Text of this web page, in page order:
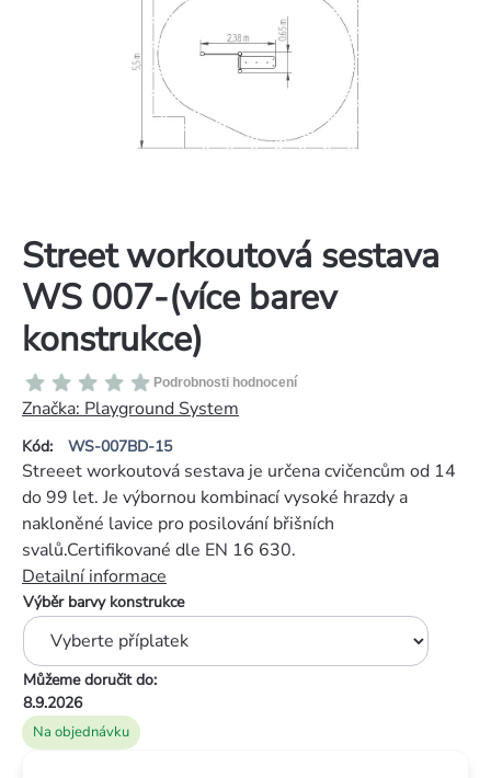
Street workoutová sestava
WS 007-(více barev
konstrukce)
Kód: WS-007BD-15
Průměrné
hodnocení
produktu
je
0,0
hvězdiček.
Podrobnosti hodnocení
Značka: Playground System
Na objednávku
Výběr barvy konstrukce
Můžeme doručit do:
8.9.2026
Streeet workoutová sestava je určena cvičencům od 14
do 99 let. Je výbornou kombinací vysoké hrazdy a
nakloněné lavice pro posilování břišních
svalů.Certifikované dle EN 16 630.
Detailní informace